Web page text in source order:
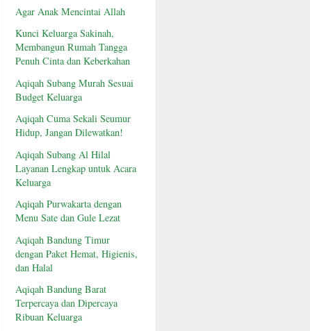
Agar Anak Mencintai Allah
Kunci Keluarga Sakinah,
Membangun Rumah Tangga
Penuh Cinta dan Keberkahan
Aqiqah Subang Murah Sesuai
Budget Keluarga
Aqiqah Cuma Sekali Seumur
Hidup, Jangan Dilewatkan!
Aqiqah Subang Al Hilal
Layanan Lengkap untuk Acara
Keluarga
Aqiqah Purwakarta dengan
Menu Sate dan Gule Lezat
Aqiqah Bandung Timur
dengan Paket Hemat, Higienis,
dan Halal
Aqiqah Bandung Barat
Terpercaya dan Dipercaya
Ribuan Keluarga